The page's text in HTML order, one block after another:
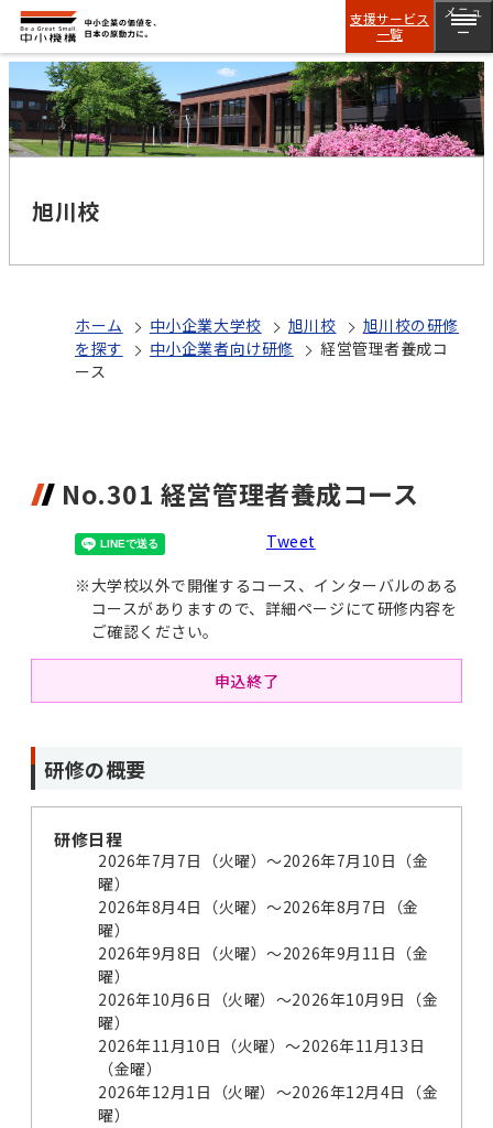
支援サービス
一覧
メニュ
ー
旭川校
ホーム 中小企業大学校 旭川校
旭川校の研修
を探す
中小企業者向け研修
経営管理者養成コ
ース
No.301 経営管理者養成コース
Tweet
※大学校以外で開催するコース、インターバルのある
コースがありますので、詳細ページにて研修内容を
ご確認ください。
申込終了
研修の概要
研修日程
2026年7月7日（火曜）～2026年7月10日（金
曜）
2026年8月4日（火曜）～2026年8月7日（金
曜）
2026年9月8日（火曜）～2026年9月11日（金
曜）
2026年10月6日（火曜）～2026年10月9日（金
曜）
2026年11月10日（火曜）～2026年11月13日
（金曜）
2026年12月1日（火曜）～2026年12月4日（金
曜）